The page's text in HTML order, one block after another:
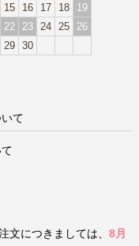
15 16 17 18
19
22 23 24 25
26
29 30
て
文につきましては、 8月